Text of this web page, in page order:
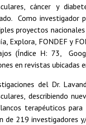
cáncer y
Como investigador
proyectos nacionales
Explora, FONDEF y
(Índice H: 73,
en revistas ubicadas
del Dr.
describiendo
terapéuticos
de 219 investigadores